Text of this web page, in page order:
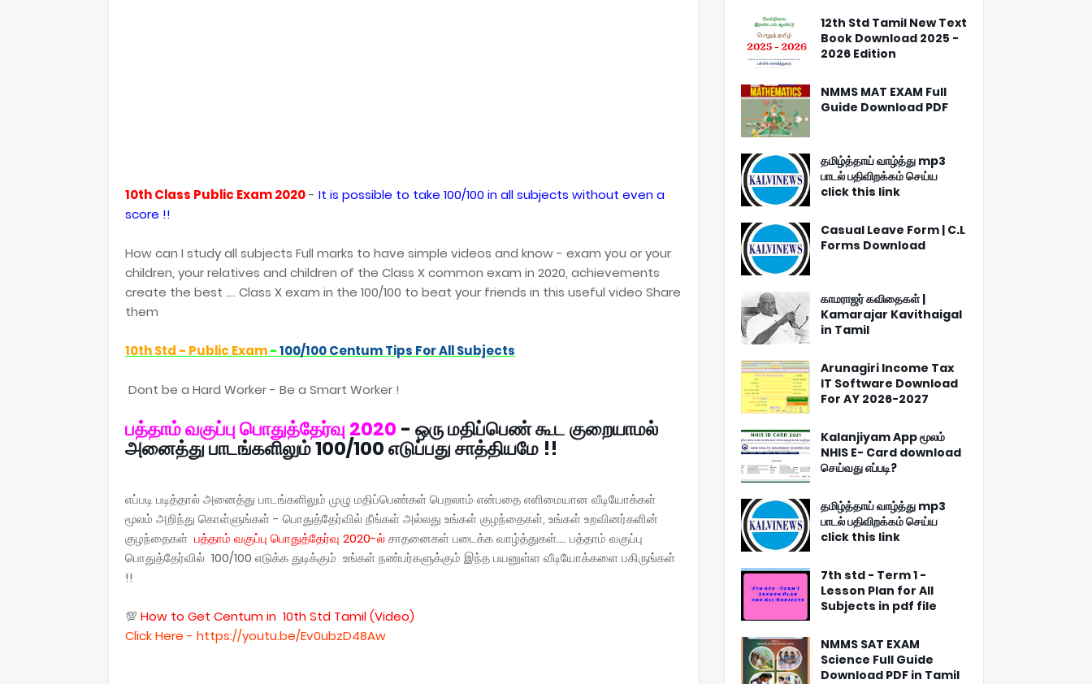
10th Class Public Exam 2020- It is possible to take 100/100 in all subjects without even a
score !!
How can I study all subjects Full marks to have simple videos and know - exam you or your
children, your relatives and children of the Class X common exam in 2020, achievements
create the best .... Class X exam in the 100/100 to beat your friends in this useful video Share
them
10th Std - Public Exam-100/100 Centum Tips For All Subjects
Dont be a Hard Worker - Be a Smart Worker !
பத்தாம் வகுப்பு பொதுத்தேர்வு 2020 - ஒரு மதிப்பெண் கூட குறையாமல்
அனைத்து பாடங்களிலும் 100/100 எடுப்பது சாத்தியமே !!
எப்படி படித்தால் அனைத்து பாடங்களிலும் முழு மதிப்பெண்கள் பெறலாம் என்பதை எளிமையான வீடியோக்கள்
மூலம் அறிந்து கொள்ளுங்கள் - பொதுத்தேர்வில் நீங்கள் அல்லது உங்கள் குழந்தைகள், உங்கள் உறவினர்களின்
குழந்தைகள் பத்தாம் வகுப்பு பொதுத்தேர்வு 2020-ல்சாதனைகள் படைக்க வாழ்த்துகள்.... பத்தாம் வகுப்பு
பொதுத்தேர்வில் 100/100 எடுக்க துடிக்கும் உங்கள் நண்பர்களுக்கும் இந்த பயனுள்ள வீடியோக்களை பகிருங்கள்
!!
💯 How to Get Centum in 10th Std Tamil (Video)
Click Here - https://youtu.be/Ev0ubzD48Aw
12th Std Tamil New Text
Book Download 2025 -
2026 Edition
NMMS MAT EXAM Full
Guide Download PDF
தமிழ்த்தாய் வாழ்த்து mp3
பாடல் பதிவிறக்கம் செய்ய
click this link
Casual Leave Form | C.L
Forms Download
காமராஜர் கவிதைகள் |
Kamarajar Kavithaigal
in Tamil
Arunagiri Income Tax
IT Software Download
For AY 2026-2027
Kalanjiyam App மூலம்
NHIS E- Card download
செய்வது எப்படி?
தமிழ்த்தாய் வாழ்த்து mp3
பாடல் பதிவிறக்கம் செய்ய
click this link
7th std - Term 1 -
Lesson Plan for All
Subjects in pdf file
NMMS SAT EXAM
Science Full Guide
Download PDF in Tamil